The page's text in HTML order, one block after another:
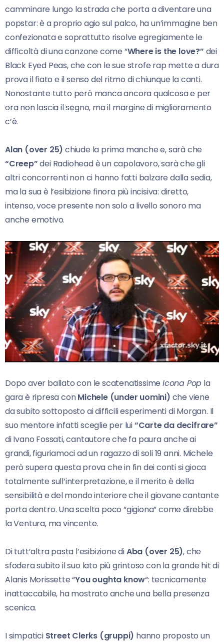
camminare lungo la strada che porta a diventare una
popstar: è a proprio agio sul palco, ha un’immagine ben
confezionata e soprattutto risolve egregiamente le
difficoltà di una canzone come “Where is the love?” dei
Black Eyed Peas, che con le sue strofe rap mette a dura
prova il fiato e il senso del ritmo di chiunque la canti.
Nonostante tutto però manca ancora qualcosa e per
ora non lascia il segno, ma il margine di miglioramento
c’è.
Alan (over 25) chiude la prima manche e, sarà che
“Creep”dei Radiohead è un capolavoro, sarà che gli
altri concorrenti non ci hanno fatti balzare dalla sedia,
ma la sua è l’esibizione finora più incisiva: diretto,
intenso, voce presente non solo a livello sonoro ma
anche emotivo.
Dopo aver ballato con le scatenatissime Icona Pop la
gara è ripresa conMichele (under uomini) che viene
da subito sottoposto ai difficili esperimenti di Morgan. Il
suo mentore infatti sceglie per lui“Carte da decifrare”
di Ivano Fossati, cantautore che fa paura anche ai
grandi, figuriamoci ad un ragazzo di soli 19 anni. Michele
però supera questa prova che in fin dei conti si gioca
totalmente sull’interpretazione, e il merito è della
sensibilità e del mondo interiore che il giovane cantante
porta dentro. Una scelta poco “gigiona” come direbbe
la Ventura, ma vincente.
Di tutt’altra pasta l’esibizione diAba (over 25), che
sfodera subito il suo lato più grintoso con la grande hit di
Alanis Morissette “You oughta know“: tecnicamente
inattaccabile, ha mostrato anche una bella presenza
scenica.
I simpaticiStreet Clerks (gruppi) hanno proposto un